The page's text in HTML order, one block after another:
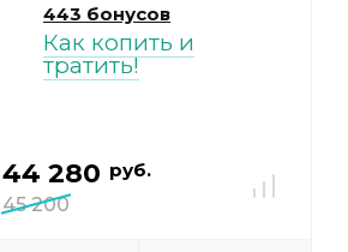
443 бонусов
Как копить и
тратить!
44 280 руб.
45 200